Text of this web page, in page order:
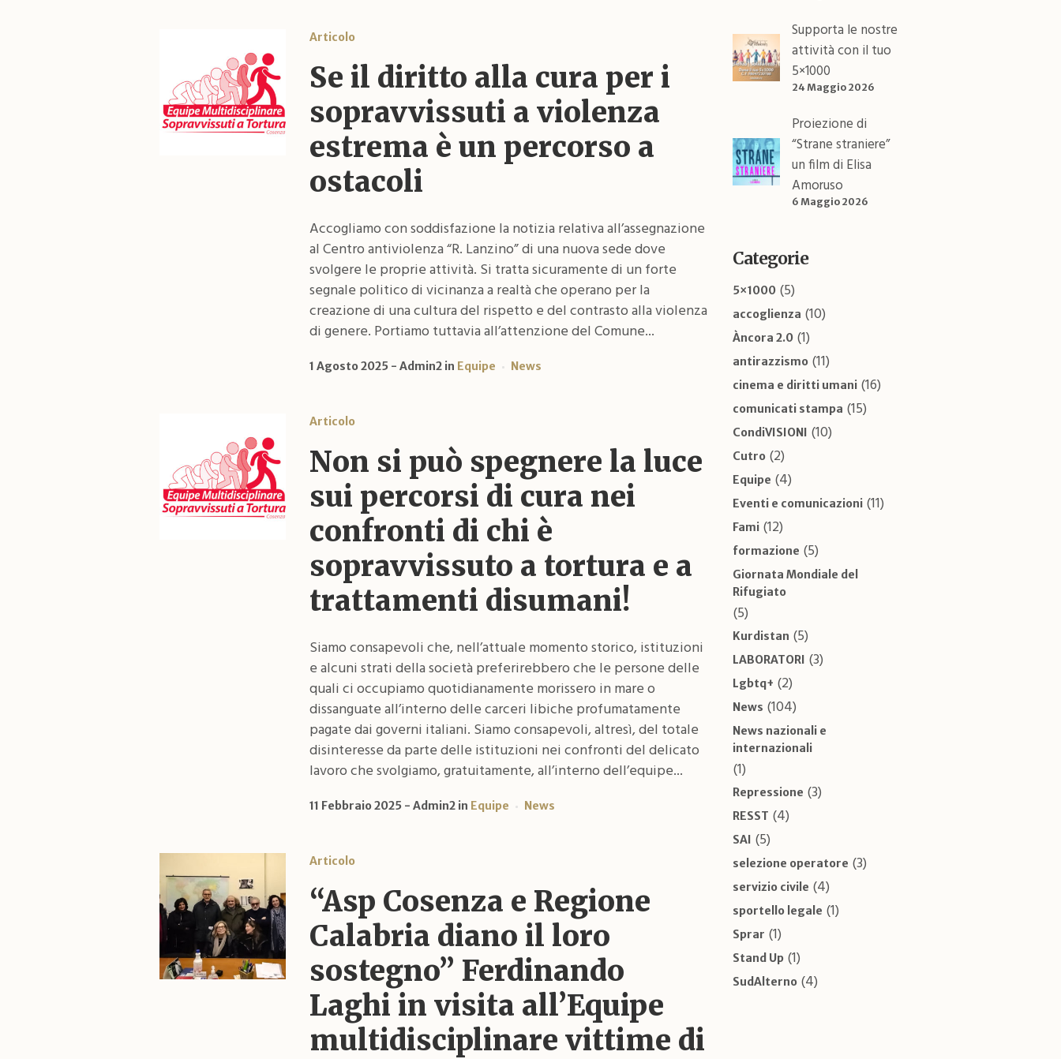
Articolo
Se il diritto alla cura per i
sopravvissuti a violenza
estrema è un percorso a
ostacoli
Accogliamo con soddisfazione la notizia relativa all’assegnazione
al Centro antiviolenza “R. Lanzino” di una nuova sede dove
svolgere le proprie attività. Si tratta sicuramente di un forte
segnale politico di vicinanza a realtà che operano per la
creazione di una cultura del rispetto e del contrasto alla violenza
di genere. Portiamo tuttavia all’attenzione del Comune...
1 Agosto 2025 Admin2in Equipe News
Articolo
Non si può spegnere la luce
sui percorsi di cura nei
confronti di chi è
sopravvissuto a tortura e a
trattamenti disumani!
Siamo consapevoli che, nell’attuale momento storico, istituzioni
e alcuni strati della società preferirebbero che le persone delle
quali ci occupiamo quotidianamente morissero in mare o
dissanguate all’interno delle carceri libiche profumatamente
pagate dai governi italiani. Siamo consapevoli, altresì, del totale
disinteresse da parte delle istituzioni nei confronti del delicato
lavoro che svolgiamo, gratuitamente, all’interno dell’equipe...
11 Febbraio 2025 Admin2in Equipe News
Articolo
“Asp Cosenza e Regione
Calabria diano il loro
sostegno” Ferdinando
Laghi in visita all’Equipe
multidisciplinare vittime di
Supporta le nostre
attività con il tuo
5×1000
24 Maggio 2026
Proiezione di
“Strane straniere”
un film di Elisa
Amoruso
6 Maggio 2026
Categorie
5×1000(5)
accoglienza (10)
Àncora 2.0(1)
antirazzismo(11)
cinema e diritti umani(16)
comunicati stampa (15)
CondiVISIONI (10)
Cutro(2)
Equipe (4)
Eventi e comunicazioni(11)
Fami(12)
formazione (5)
Giornata Mondiale del
Rifugiato
(5)
Kurdistan (5)
LABORATORI (3)
Lgbtq+ (2)
News (104)
News nazionali e
internazionali
(1)
Repressione (3)
RESST (4)
SAI (5)
selezione operatore (3)
servizio civile (4)
sportello legale (1)
Sprar (1)
Stand Up(1)
SudAlterno(4)